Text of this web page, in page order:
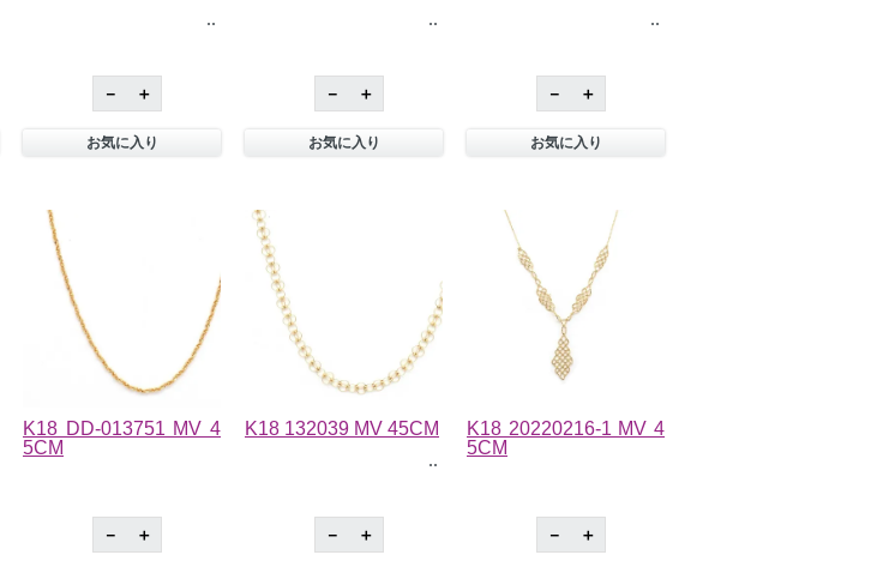
－ ＋
お気に入り
－ ＋
お気に入り
－ ＋
お気に入り
K18 DD-013751 MV 4
5CM
－ ＋
K18 132039 MV 45CM
－ ＋
K18 20220216-1 MV 4
5CM
－ ＋